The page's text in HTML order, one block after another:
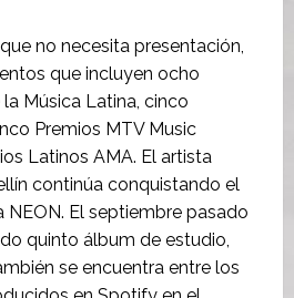
no necesita presentación,
que incluyen ocho
Música Latina, cinco
Premios MTV Music
Latinos AMA. El artista
continúa conquistando el
El septiembre pasado
quinto álbum de estudio,
se encuentra entre los